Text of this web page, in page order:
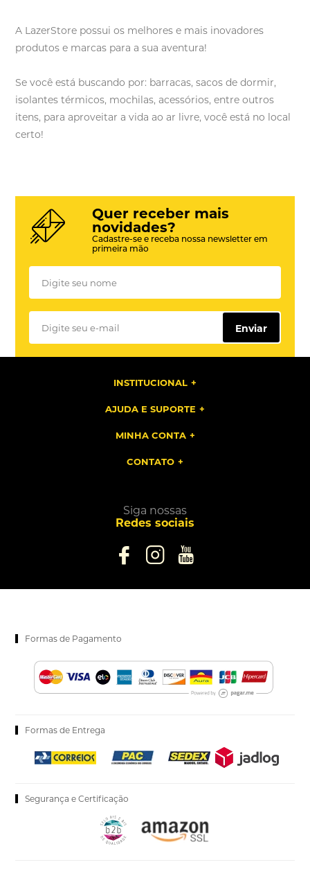
A LazerStore possui os melhores e mais inovadores
produtos e marcas para a sua aventura!
Se você está buscando por: barracas, sacos de dormir,
isolantes térmicos, mochilas, acessórios, entre outros
itens, para aproveitar a vida ao ar livre, você está no local
certo!
Quer receber mais
novidades?
Cadastre-se e receba nossa newsletter em
primeira mão
Enviar
INSTITUCIONAL
AJUDA E SUPORTE
MINHA CONTA
CONTATO
Siga nossas
Redes sociais
Formas de Pagamento
Formas de Entrega
Segurança e Certificação